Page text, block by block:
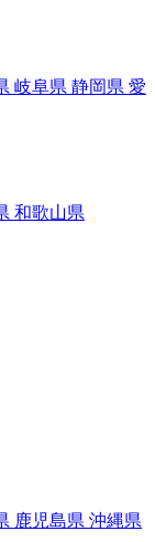
岐阜県 静岡県 愛
和歌山県
鹿児島県 沖縄県